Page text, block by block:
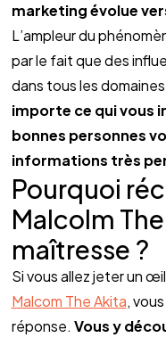
marketing évolue
L’ampleur du
par le fait que des
dans tous les
importe ce qui vous
bonnes personnes
informations très
Pourquoi
Malcolm
maîtresse ?
Si vous allez jeter un
Malcom The Akita,
réponse. Vous y